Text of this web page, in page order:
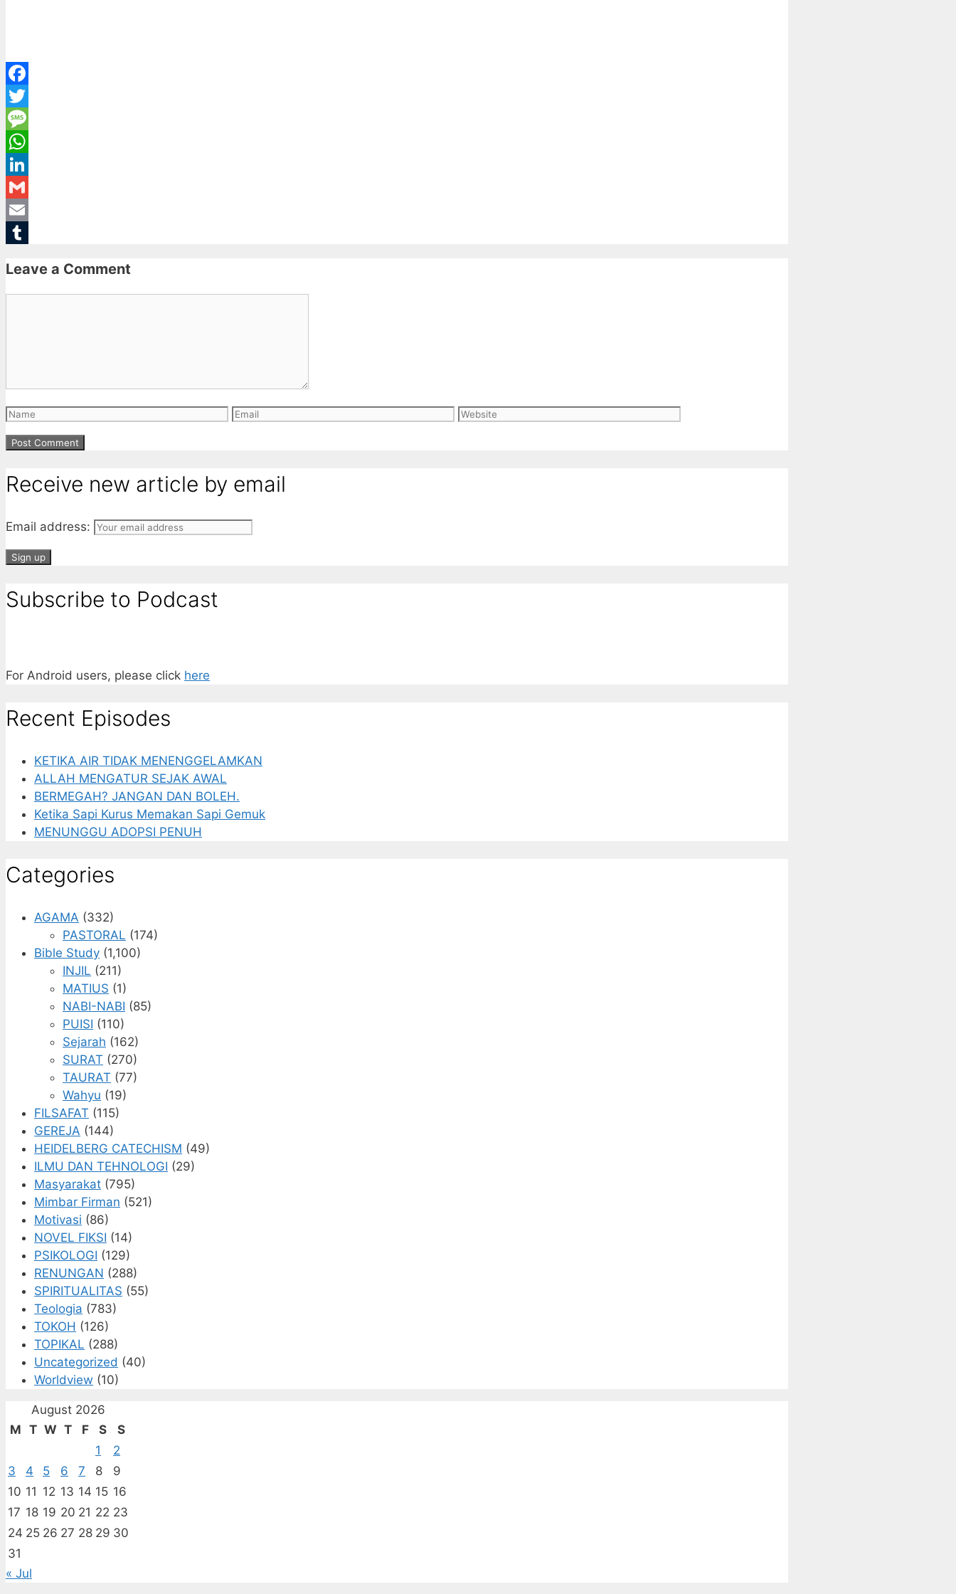
Facebook
Twitter
Message
WhatsApp
LinkedIn
Gmail
Email
Leave a Comment
Name Email Website
Receive new article by email
Email address:
Subscribe to Podcast
For Android users, please click here
Recent Episodes
KETIKA AIR TIDAK MENENGGELAMKAN
ALLAH MENGATUR SEJAK AWAL
BERMEGAH? JANGAN DAN BOLEH.
Ketika Sapi Kurus Memakan Sapi Gemuk
MENUNGGU ADOPSI PENUH
Categories
AGAMA (332)
PASTORAL (174)
Bible Study (1,100)
INJIL (211)
MATIUS (1)
NABI-NABI (85)
PUISI (110)
Sejarah (162)
SURAT (270)
TAURAT (77)
Wahyu (19)
FILSAFAT (115)
GEREJA (144)
HEIDELBERG CATECHISM (49)
ILMU DAN TEHNOLOGI (29)
Masyarakat (795)
Mimbar Firman (521)
Motivasi (86)
NOVEL FIKSI (14)
PSIKOLOGI (129)
RENUNGAN (288)
SPIRITUALITAS (55)
Teologia (783)
TOKOH (126)
TOPIKAL (288)
Uncategorized (40)
Worldview (10)
August 2026
M T W T F S
S
1
2
3
4 5 6 7 8
9
10 11 12 13 14 15 16
17 18 19 20 21 22 23
24 25 26 27 28 29 30
31
« Jul